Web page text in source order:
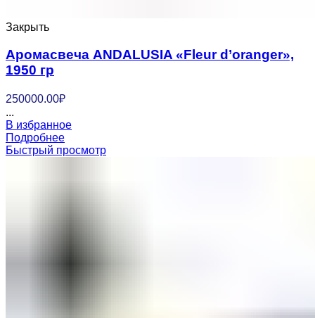
Закрыть
Аромасвеча ANDALUSIA «Fleur d’oranger»,
1950 гр
250000.00₽
...
В избранное
Подробнее
Быстрый просмотр